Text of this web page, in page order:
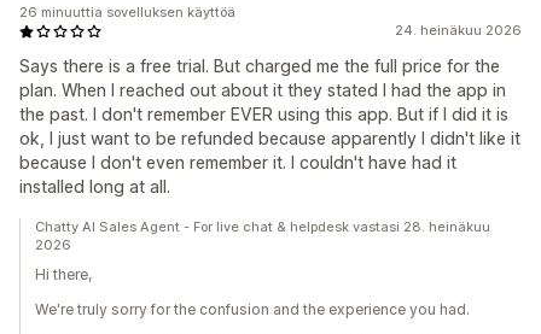
24. heinäkuu 2026
Says there is a free trial. But charged me the full price for the
plan. When I reached out about it they stated I had the app in
the past. I don't remember EVER using this app. But if I did it is
ok, I just want to be refunded because apparently I didn't like it
because I don't even remember it. I couldn't have had it
installed long at all.
26 minuuttia sovelluksen käyttöä
Chatty AI Sales Agent - For live chat & helpdesk vastasi 28. heinäkuu
2026
Hi there,
We're truly sorry for the confusion and the experience you had.